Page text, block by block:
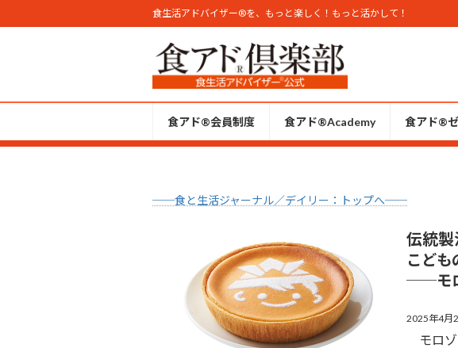
ン
へ
キ
ビ
ョ
に
食生活アドバイザー®︎を、もっと楽しく！もっと活かして！
食アド®会員制度 食アド®︎Academy 食アド®
──食と生活ジャーナル／デイリー：トップへ──
伝統
こども
──モ
2025年4月
モロゾ